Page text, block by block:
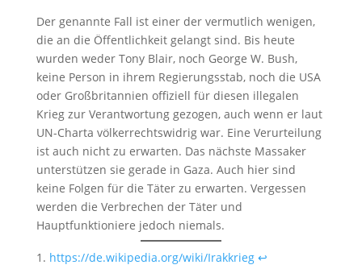
Der genannte Fall ist einer der vermutlich wenigen,
die an die Öffentlichkeit gelangt sind. Bis heute
wurden weder Tony Blair, noch George W. Bush,
keine Person in ihrem Regierungsstab, noch die USA
oder Großbritannien offiziell für diesen illegalen
Krieg zur Verantwortung gezogen, auch wenn er laut
UN-Charta völkerrechtswidrig war. Eine Verurteilung
ist auch nicht zu erwarten. Das nächste Massaker
unterstützen sie gerade in Gaza. Auch hier sind
keine Folgen für die Täter zu erwarten. Vergessen
werden die Verbrechen der Täter und
Hauptfunktioniere jedoch niemals.
https://de.wikipedia.org/wiki/Irakkrieg ↩︎